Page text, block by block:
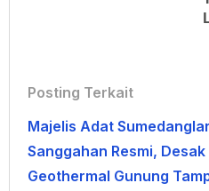
Posting Terkait
Majelis Adat
Sanggahan Resmi,
Geothermal Gunung